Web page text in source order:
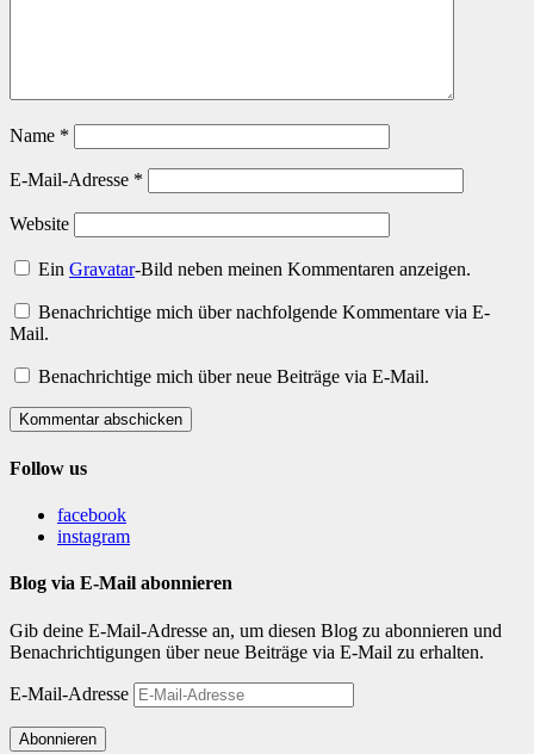
Name *
E-Mail-Adresse *
Website
EinGravatar-Bild neben meinen Kommentaren anzeigen.
Benachrichtige mich über nachfolgende Kommentare via E-
Mail.
Benachrichtige mich über neue Beiträge via E-Mail.
Kommentar abschicken
Follow us
facebook
instagram
Blog via E-Mail abonnieren
Gib deine E-Mail-Adresse an, um diesen Blog zu abonnieren und
Benachrichtigungen über neue Beiträge via E-Mail zu erhalten.
E-Mail-Adresse
Abonnieren